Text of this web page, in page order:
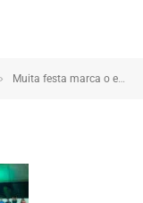
Muita festa marca o encerramento dos Jogos Escolares 2025 em Coroatá